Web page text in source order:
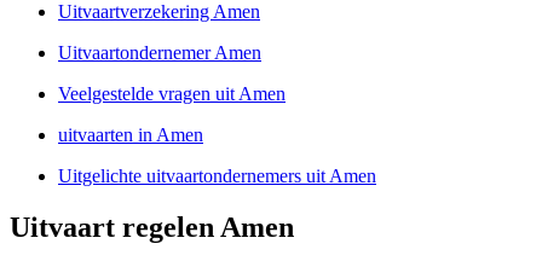
Uitvaartverzekering Amen
Uitvaartondernemer Amen
Veelgestelde vragen uit Amen
uitvaarten in Amen
Uitgelichte uitvaartondernemers uit Amen
Uitvaart regelen Amen